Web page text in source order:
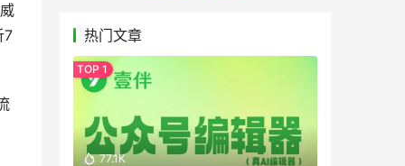
7
热门文章
77.1K